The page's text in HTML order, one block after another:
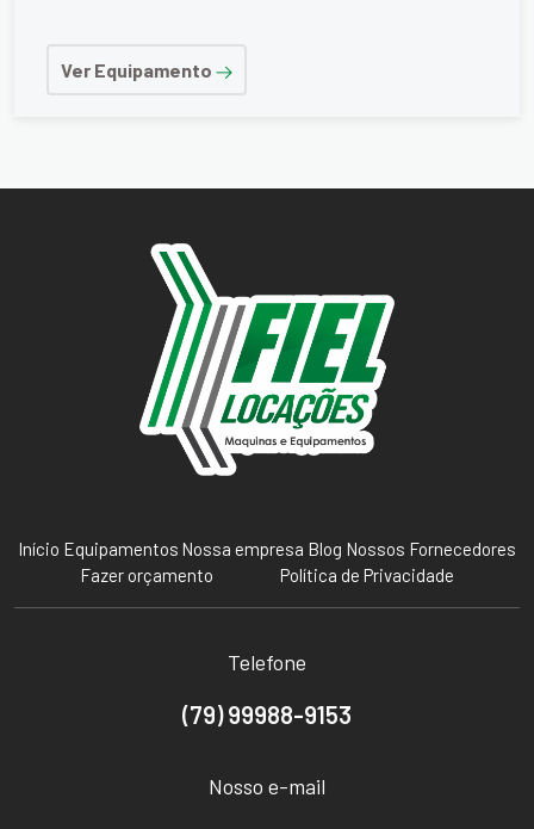
Ver Equipamento
Início Equipamentos Nossa empresa Blog Nossos Fornecedores
Fazer orçamento
Política de Privacidade
Telefone
(79) 99988-9153
Nosso e-mail